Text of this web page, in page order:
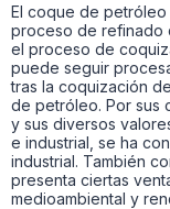
El coque de
proceso de refinado
el proceso de
puede seguir
tras la coquización
de petróleo. Por sus
y sus diversos
e industrial, se ha
industrial. También
presenta ciertas
medioambiental y